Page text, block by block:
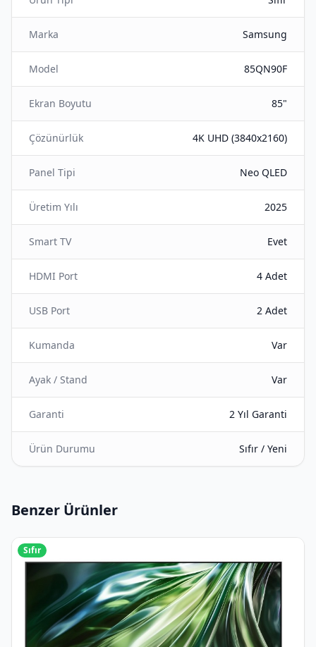
Marka Samsung
Model 85QN90F
Ekran Boyutu 85"
Çözünürlük 4K UHD (3840x2160)
Panel Tipi Neo QLED
Üretim Yılı 2025
Smart TV Evet
HDMI Port 4 Adet
USB Port 2 Adet
Kumanda Var
Ayak / Stand Var
Garanti 2 Yıl Garanti
Ürün Durumu Sıfır / Yeni
Benzer Ürünler
Sıfır